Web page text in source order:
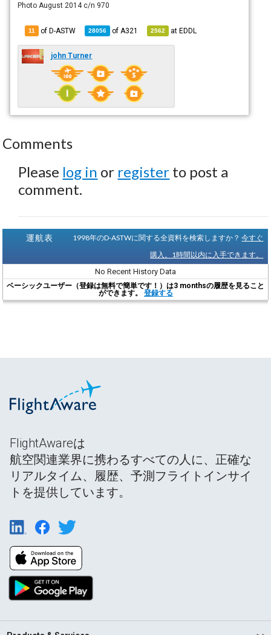
Photo August 2014 c/n 970
11 of D-ASTW 28056 of A321 2562 atEDDL
john Turner
Comments
Please log in or register to post a
comment.
運航表 1998年のD-ASTWに関する全資料を検索しますか？今すぐ
購入。1時間以内に入手できます。
No Recent History Data
ベーシックユーザー（登録は無料で簡単です！）は3 monthsの履歴を見ること
ができます。 登録する
FlightAwareは
航空関連業界に携わるすべての人に、正確な
リアルタイム、履歴、予測フライトインサイ
トを提供しています。